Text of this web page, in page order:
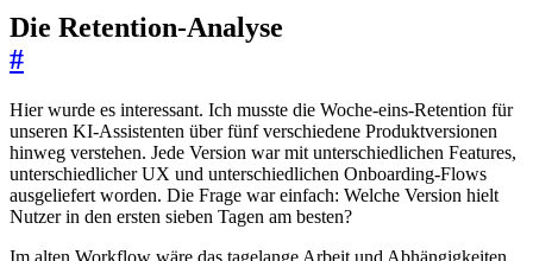
Die Retention-Analyse
#
Hier wurde es interessant. Ich musste die Woche-eins-Retention für
unseren KI-Assistenten über fünf verschiedene Produktversionen
hinweg verstehen. Jede Version war mit unterschiedlichen Features,
unterschiedlicher UX und unterschiedlichen Onboarding-Flows
ausgeliefert worden. Die Frage war einfach: Welche Version hielt
Nutzer in den ersten sieben Tagen am besten?
Im alten Workflow wäre das tagelange Arbeit und Abhängigkeiten